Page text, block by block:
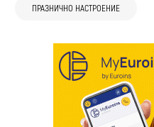
ПРАЗНИЧНО НАСТРОЕНИЕ